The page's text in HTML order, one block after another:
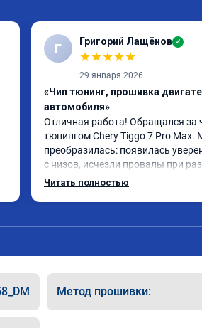
Г Григорий Лащёнов ✓
★★★★★
29 января 2026
«Чип тюнинг, прошивка
автомобиля»
Отличная работа! Обращался за
тюнингом Chery Tiggo 7 Pro Max.
преобразилась: появилась
с низов, исчезли провалы при
Расход в спокойном режиме даже
Читать полностью
Метод прошивки: